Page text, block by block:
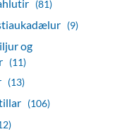
(81)
(9)
og
(11)
(13)
(106)